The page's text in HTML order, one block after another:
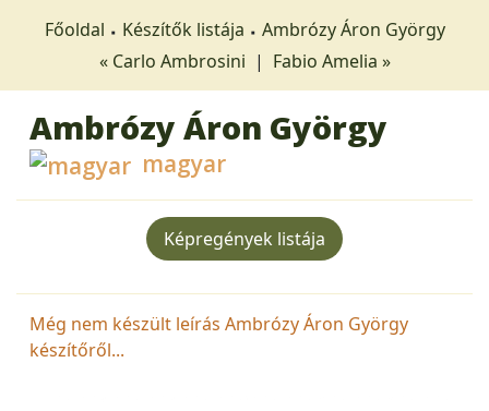
Főoldal Készítők listája
Ambrózy Áron György
« Carlo Ambrosini | Fabio Amelia »
Ambrózy Áron György
magyar
Képregények listája
Még nem készült leírás Ambrózy Áron György
készítőről...